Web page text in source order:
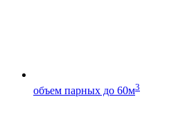
объем парных до 60м3